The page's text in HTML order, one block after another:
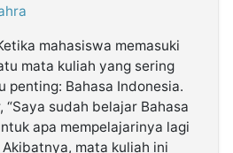
mahasiswa memasuki
mata kuliah yang sering
penting: Bahasa Indonesia.
“Saya sudah belajar Bahasa
apa mempelajarinya lagi
mata kuliah ini